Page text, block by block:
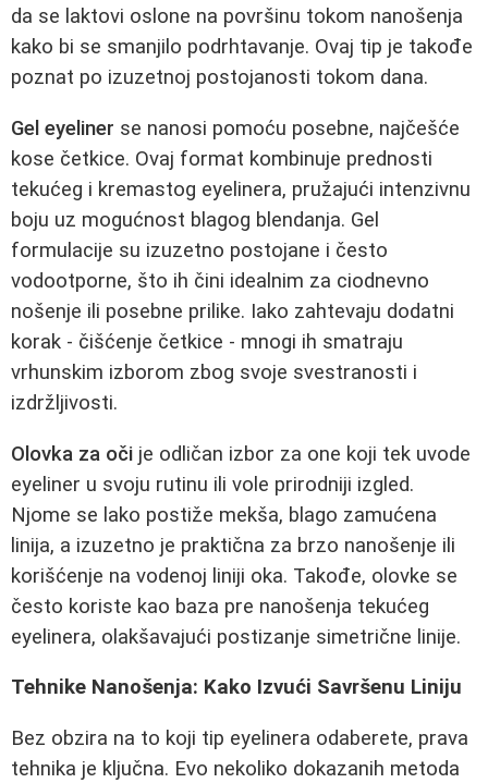
da se laktovi oslone na površinu tokom nanošenja
kako bi se smanjilo podrhtavanje. Ovaj tip je takođe
poznat po izuzetnoj postojanosti tokom dana.
Gel eyeliner se nanosi pomoću posebne, najčešće
kose četkice. Ovaj format kombinuje prednosti
tekućeg i kremastog eyelinera, pružajući intenzivnu
boju uz mogućnost blagog blendanja. Gel
formulacije su izuzetno postojane i često
vodootporne, što ih čini idealnim za ciodnevno
nošenje ili posebne prilike. Iako zahtevaju dodatni
korak - čišćenje četkice - mnogi ih smatraju
vrhunskim izborom zbog svoje svestranosti i
izdržljivosti.
Olovka za oči je odličan izbor za one koji tek uvode
eyeliner u svoju rutinu ili vole prirodniji izgled.
Njome se lako postiže mekša, blago zamućena
linija, a izuzetno je praktična za brzo nanošenje ili
korišćenje na vodenoj liniji oka. Takođe, olovke se
često koriste kao baza pre nanošenja tekućeg
eyelinera, olakšavajući postizanje simetrične linije.
Tehnike Nanošenja: Kako Izvući Savršenu Liniju
Bez obzira na to koji tip eyelinera odaberete, prava
tehnika je ključna. Evo nekoliko dokazanih metoda